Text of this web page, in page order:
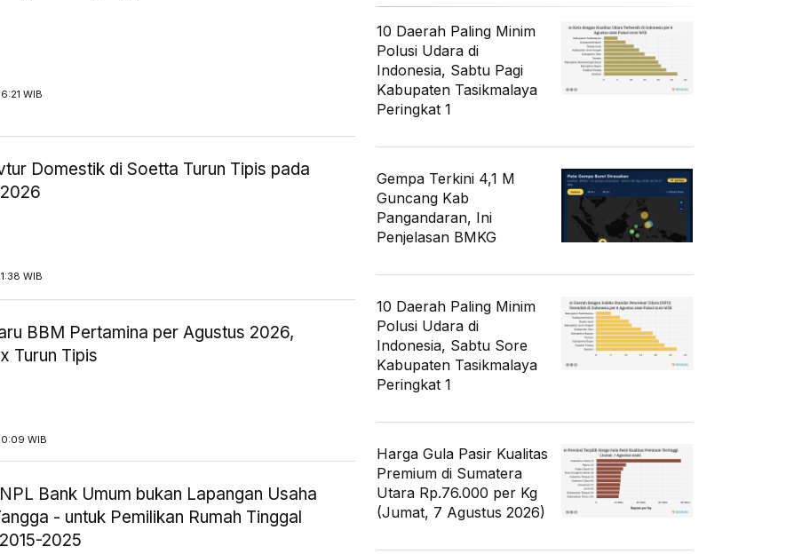
WIB
Domestik di Soetta Turun Tipis pada
WIB
BBM Pertamina per Agustus 2026,
Turun Tipis
WIB
Bank Umum bukan Lapangan Usaha
- untuk Pemilikan Rumah Tinggal
2025
10 Daerah Paling Minim
Polusi Udara di
Indonesia, Sabtu Pagi
Kabupaten Tasikmalaya
Peringkat 1
Gempa Terkini 4,1 M
Guncang Kab
Pangandaran, Ini
Penjelasan BMKG
10 Daerah Paling Minim
Polusi Udara di
Indonesia, Sabtu Sore
Kabupaten Tasikmalaya
Peringkat 1
Harga Gula Pasir Kualitas
Premium di Sumatera
Utara Rp.76.000 per Kg
(Jumat, 7 Agustus 2026)